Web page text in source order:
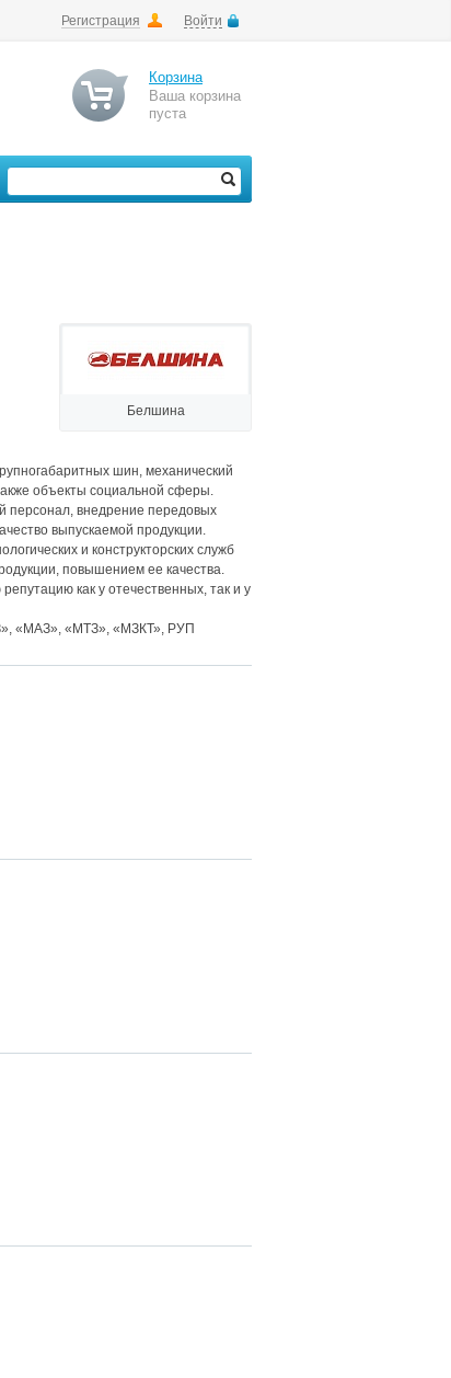
Регистрация Войти
Корзина
Ваша корзина
пуста
Белшина
шин, механический
объекты социальной сферы.
внедрение передовых
выпускаемой продукции.
и конструкторских служб
повышением ее качества.
как у отечественных, так и у
«МАЗ», «МТЗ», «МЗКТ», РУП